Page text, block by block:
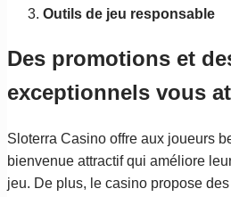
Outils de jeu responsable
Des promotions et
exceptionnels vous
Sloterra Casino offre aux joueurs
bienvenue attractif qui améliore
jeu. De plus, le casino propose